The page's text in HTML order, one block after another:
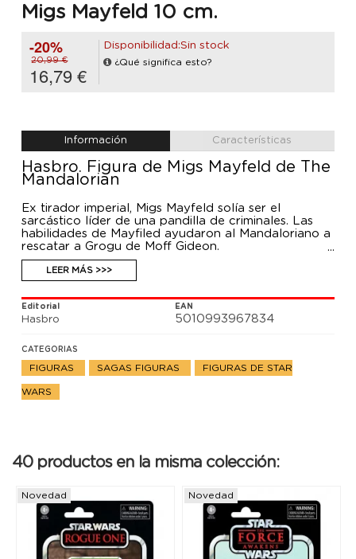
Migs Mayfeld 10 cm.
-20%
20,99 €
16,79 €
Disponibilidad:Sin stock
¿Qué significa esto?
Información Características
Hasbro. Figura de Migs Mayfeld de The
Mandalorian
Ex tirador imperial, Migs Mayfeld solía ser el
sarcástico líder de una pandilla de criminales. Las
habilidades de Mayfiled ayudaron al Mandaloriano a
rescatar a Grogu de Moff Gideon.
Con su diseño y detalles premium y múltiples puntos
de articulación inspirados en la serie Star Wars: The
Mandalorian, esta figura a escala de 9,5 cm de la
colección Vintage de Star Wars es un regalo
perfecto para los fans y coleccionistas de Star Wars.
LEER MÁS >>>
Editorial
Hasbro
EAN
5010993967834
CATEGORIAS
FIGURAS SAGAS FIGURAS FIGURAS DE STAR
WARS
40 productos en la misma colección:
Novedad Novedad